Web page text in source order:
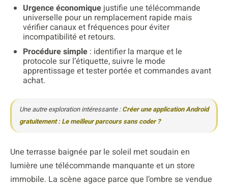
Urgence économique justifie une télécommande
universelle pour un remplacement rapide mais
vérifier canaux et fréquences pour éviter
incompatibilité et retours.
Procédure simple : identifier la marque et le
protocole sur l’étiquette, suivre le mode
apprentissage et tester portée et commandes avant
achat.
Une autre exploration intéressante :Créer une application Android
gratuitement : Le meilleur parcours sans coder ?
Une terrasse baignée par le soleil met soudain en
lumière une télécommande manquante et un store
immobile. La scène agace parce que l’ombre se vendue